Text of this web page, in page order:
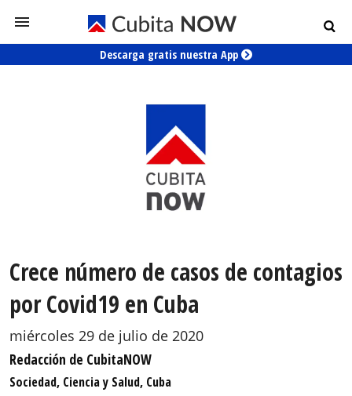
Descarga gratis nuestra App
Crece número de casos de contagios
por Covid19 en Cuba
miércoles 29 de julio de 2020
Redacción de CubitaNOW
Sociedad, Ciencia y Salud, Cuba